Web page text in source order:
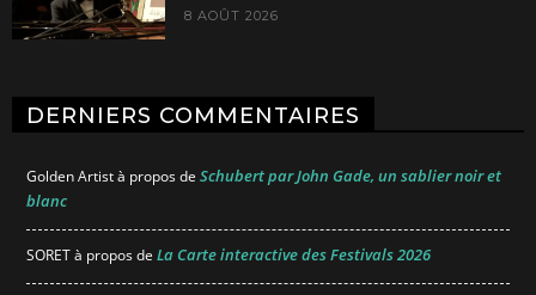
8 AOÛT 2026
DERNIERS COMMENTAIRES
Golden Artistà propos de Schubert par John Gade, un sablier noir et
blanc
SORETà propos de La Carte interactive des Festivals 2026